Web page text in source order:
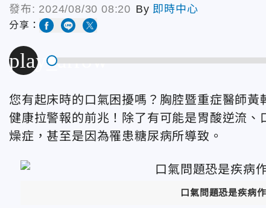
發布: 2024/08/30 08:20 By 即時中心
分享：
play_arrow
您有起床時的口氣困擾嗎？胸腔暨重症醫師
健康拉警報的前兆！除了有可能是胃酸逆流
燥症，甚至是因為罹患糖尿病所導致。
口氣問題恐是疾病